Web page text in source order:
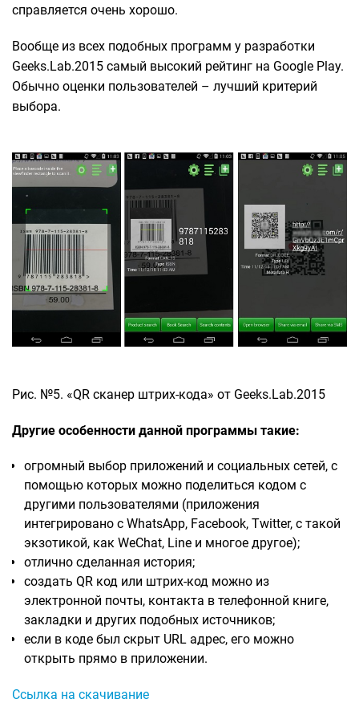
справляется очень хорошо.
Вообще из всех подобных программ у разработки
Geeks.Lab.2015 самый высокий рейтинг на Google Play.
Обычно оценки пользователей – лучший критерий
выбора.
Рис. №5. «QR сканер штрих-кода» от Geeks.Lab.2015
Другие особенности данной программы такие:
огромный выбор приложений и социальных сетей, с
помощью которых можно поделиться кодом с
другими пользователями (приложения
интегрировано с WhatsApp, Facebook, Twitter, с такой
экзотикой, как WeChat, Line и многое другое);
отлично сделанная история;
создать QR код или штрих-код можно из
электронной почты, контакта в телефонной книге,
закладки и других подобных источников;
если в коде был скрыт URL адрес, его можно
открыть прямо в приложении.
Ссылка на скачивание